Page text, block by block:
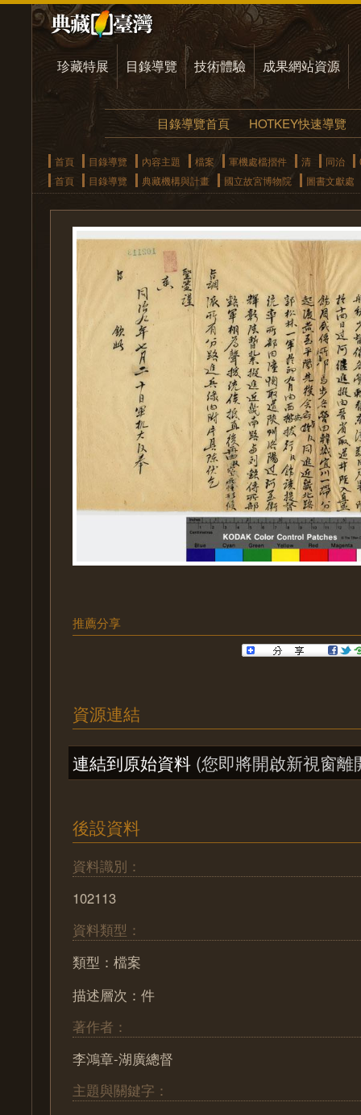
珍藏特展 目錄導覽 技術體驗 成果網站資源
目錄導覽首頁 HOTKEY快速導覽
首頁 目錄導覽 內容主題 檔案 軍機處檔摺件 清 同治
首頁
目錄導覽 典藏機構與計畫 國立故宮博物院 圖書文獻處
推薦分享
資源連結
連結到原始資料 (您即將開啟新視窗離
後設資料
資料識別：
102113
資料類型：
類型：檔案
描述層次：件
著作者：
李鴻章-湖廣總督
主題與關鍵字：